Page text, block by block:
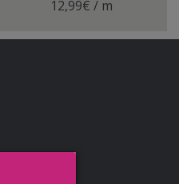
12,99€ / m